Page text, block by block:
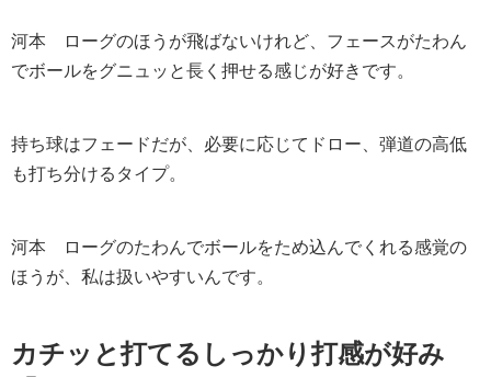
河本 ローグのほうが飛ばないけれど、フェースがたわん
でボールをグニュッと長く押せる感じが好きです。
持ち球はフェードだが、必要に応じてドロー、弾道の高低
も打ち分けるタイプ。
河本 ローグのたわんでボールをため込んでくれる感覚の
ほうが、私は扱いやすいんです。
カチッと打てるしっかり打感が好み